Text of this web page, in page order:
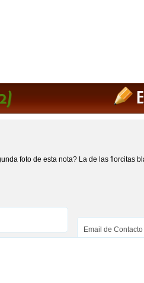
foto de esta nota? La de las florcitas